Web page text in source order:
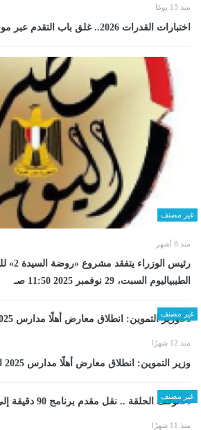
منذ 13 يومًا
اختبارات القدرات 2026.. غلق باب التقدم عبر موقع التنسيق 6 أغسطس
غير مصنف
منذ 8 أشهر
رئيس
الطيبياليوم السبت، 29 نوفمبر 2025 11:50 صـ
غير مصنف
منذ 12 شهرًا
وزير التموين: انطلاق معارض أهلًا مدارس 2025 اعتبارا من 1 سبتمبر
غير مصنف
منذ 11 شهرًا